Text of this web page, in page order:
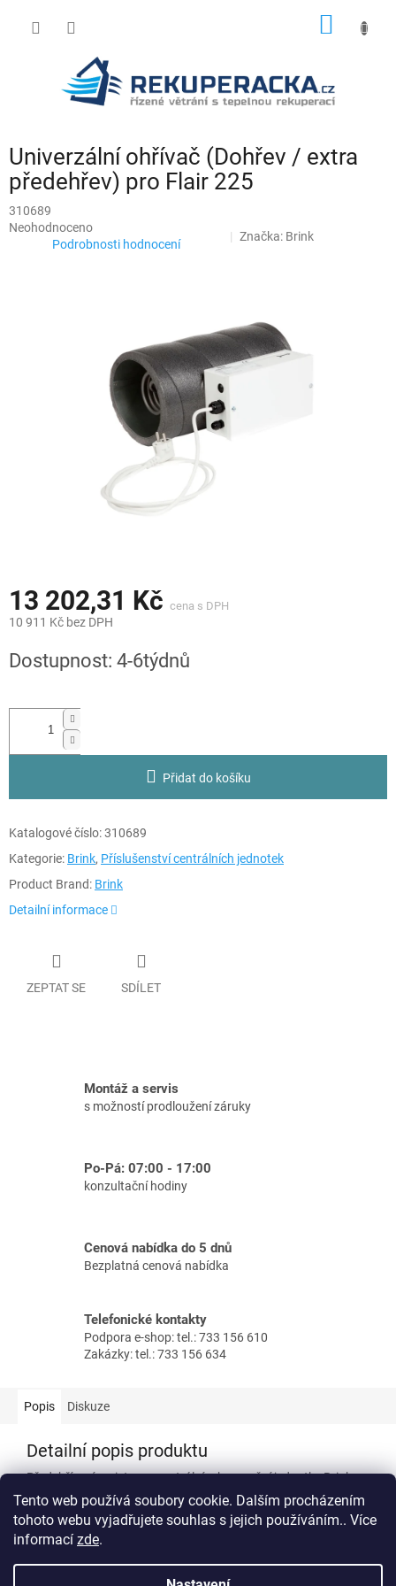
Tento web používá soubory cookie. Dalším procházením
tohoto webu vyjadřujete souhlas s jejich používáním.. Více
informací zde.
Univerzální ohřívač (Dohřev / extra
předehřev) pro Flair 225
310689
Průměrné
hodnocení
Neohodnoceno
Podrobnosti hodnocení
Značka: Brink
13 202,31 Kč
10 911 Kč bez DPH
cena:
Dostupnost: 4-6týdnů
Přidat do košíku
Katalogové číslo:310689
Kategorie: Brink, Příslušenství centrálních jednotek
Product Brand: Brink
Detailní informace
ZEPTAT SE SDÍLET
Montáž a servis
s možností prodloužení záruky
Po-Pá: 07:00 - 17:00
konzultační hodiny
Cenová nabídka do 5 dnů
Bezplatná cenová nabídka
Telefonické kontakty
Podpora e-shop: tel.: 733 156 610
Zakázky: tel.: 733 156 634
Popis Diskuze
Detailní popis produktu
Předehřívací registr pro centrální rekuperační jednotky Brink.
Zařízení předehřevu přívodního vzduchu.